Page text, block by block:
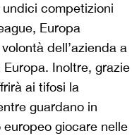
competizioni
Europa
dell’azienda a
Inoltre, grazie
ai tifosi la
guardano in
giocare nelle